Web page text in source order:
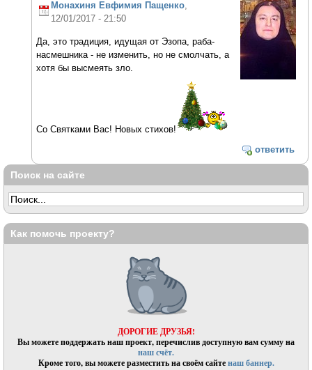
Монахиня Евфимия Пащенко,
12/01/2017 - 21:50
Да, это традиция, идущая от Эзопа, раба-
насмешника - не изменить, но не смолчать, а
хотя бы высмеять зло.
Со Святками Вас! Новых стихов!
ответить
Поиск на сайте
Как помочь проекту?
ДОРОГИЕ ДРУЗЬЯ!
Вы можете поддержать наш проект, перечислив доступную вам сумму на
наш счёт.
Кроме того, вы можете разместить на своём сайтенаш баннер.